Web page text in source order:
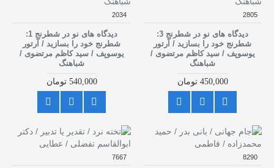
2805
دیدگاه های نو در شطرنج 3:
شطرنج خود را بسازید / آرتور
یوسوپف / سید کاظم مرتضوی /
شباهنگ
450,000 تومان
2034
دیدگاه های نو در شطرنج 1:
شطرنج خود را بسازید / آرتور
یوسوپف / سید کاظم مرتضوی /
شباهنگ
540,000 تومان
8290
7667